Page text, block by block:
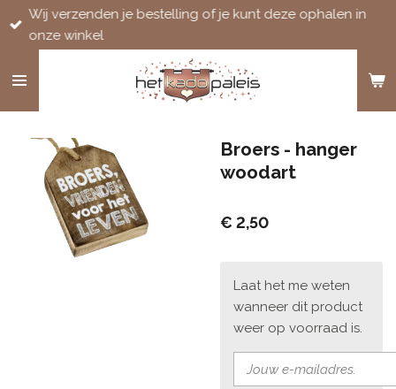
Ga
direct
de
Wij verzenden je bestelling of je kunt deze ophalen in
onze winkel
Broers - hanger
woodart
€ 2,50
Laat het me weten
wanneer dit product
weer op voorraad is.